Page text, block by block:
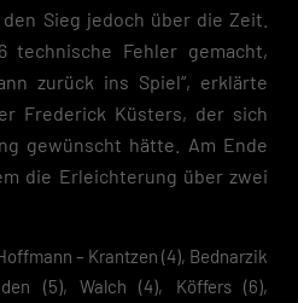
Sieg jedoch über die Zeit.
technische Fehler gemacht,
zurück ins Spiel“, erklärte
Frederick Küsters, der sich
gewünscht hätte. Am Ende
die Erleichterung über zwei
– Krantzen (4), Bednarzik
(5), Walch (4), Köffers (6),